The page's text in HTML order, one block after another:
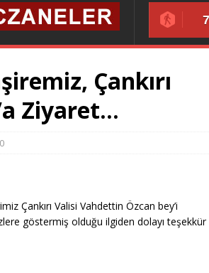
7
Çankırı
Ziyaret…
0
Çankırı Valisi Vahdettin Özcan bey’i
göstermiş olduğu ilgiden dolayı teşekkür